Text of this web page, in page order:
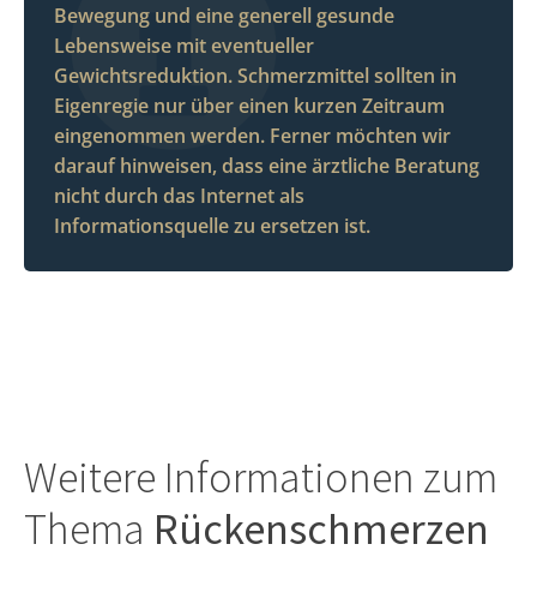
Bewegung und eine generell gesunde
Lebensweise mit eventueller
Gewichtsreduktion. Schmerzmittel sollten in
Eigenregie nur über einen kurzen Zeitraum
eingenommen werden. Ferner möchten wir
darauf hinweisen, dass eine ärztliche Beratung
nicht durch das Internet als
Informationsquelle zu ersetzen ist.
Weitere Informationen zum
Thema Rückenschmerzen